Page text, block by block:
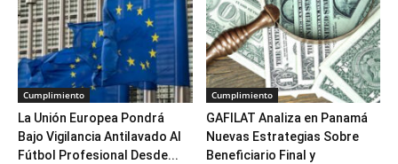
Cumplimiento
La Unión Europea Pondrá
Bajo Vigilancia Antilavado Al
Fútbol Profesional Desde...
Cumplimiento
GAFILAT Analiza en Panamá
Nuevas Estrategias Sobre
Beneficiario Final y